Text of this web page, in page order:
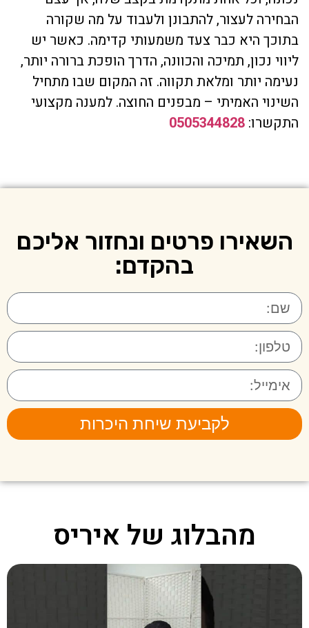
הבחירה לעצור, להתבונן ולעבוד על מה שקורה
בתוכך היא כבר צעד משמעותי קדימה. כאשר יש
ליווי נכון, תמיכה והכוונה, הדרך הופכת ברורה יותר,
נעימה יותר ומלאת תקווה. זה המקום שבו מתחיל
השינוי האמיתי – מבפנים החוצה. למענה מקצועי
התקשרו: 0505344828
השאירו פרטים ונחזור אליכם
בהקדם:
לקביעת שיחת היכרות
מהבלוג של איריס